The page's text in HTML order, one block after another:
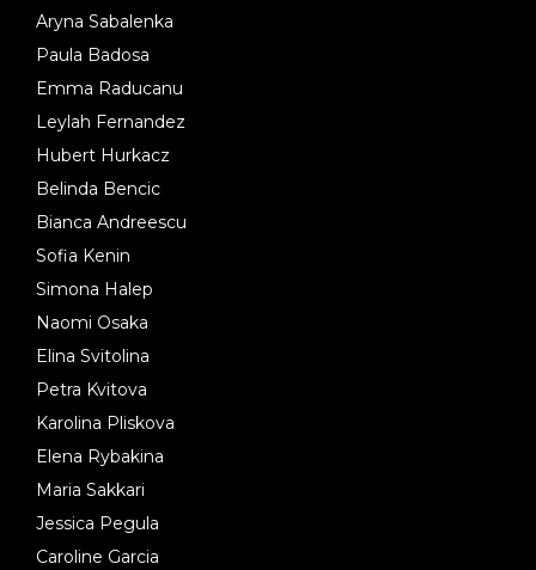
Aryna Sabalenka
Paula Badosa
Emma Raducanu
Leylah Fernandez
Hubert Hurkacz
Belinda Bencic
Bianca Andreescu
Sofia Kenin
Simona Halep
Naomi Osaka
Elina Svitolina
Petra Kvitova
Karolina Pliskova
Elena Rybakina
Maria Sakkari
Jessica Pegula
Caroline Garcia